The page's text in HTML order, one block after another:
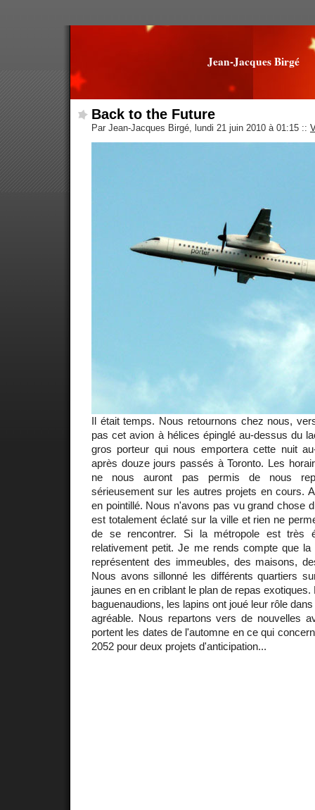
Jean-Jacques Birgé
Back to the Future
Par Jean-Jacques Birgé, lundi 21 juin 2010 à 01:15 ::
Il était temps. Nous retournons chez nous,
pas cet avion à hélices épinglé au-dessus du
gros porteur qui nous emportera cette nuit
après douze jours passés à Toronto. Les
ne nous auront pas permis de nous
sérieusement sur les autres projets en cours.
en pointillé. Nous n'avons pas vu grand chose
est totalement éclaté sur la ville et rien ne
de se rencontrer. Si la métropole est très
relativement petit. Je me rends compte que
représentent des immeubles, des maisons,
Nous avons sillonné les différents quartiers
jaunes en en criblant le plan de repas
baguenaudions, les lapins ont joué leur rôle
agréable. Nous repartons vers de nouvelles
portent les dates de l'automne en ce qui
2052 pour deux projets d'anticipation...